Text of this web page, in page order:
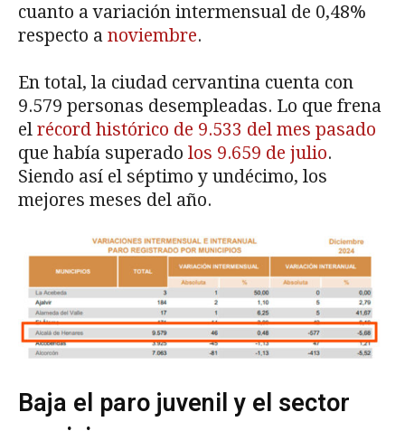
cuanto a variación intermensual de 0,48%
respecto a noviembre.
En total, la ciudad cervantina cuenta con
9.579 personas desempleadas. Lo que frena
el récord histórico de 9.533 del mes pasado
que había superado los 9.659 de julio.
Siendo así el séptimo y undécimo, los
mejores meses del año.
Baja el paro juvenil y el sector